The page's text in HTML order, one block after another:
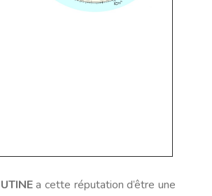
a cette réputation d’être une